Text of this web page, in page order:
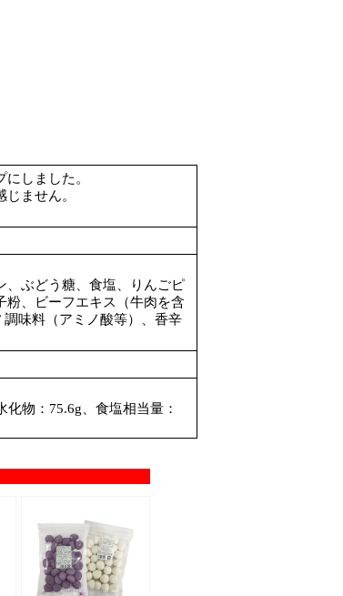
しました。
ません。
、ぶどう糖、食塩、りんごピ
粉、ビーフエキス（牛肉を含
味料（アミノ酸等）、香辛
物：75.6g、食塩相当量：